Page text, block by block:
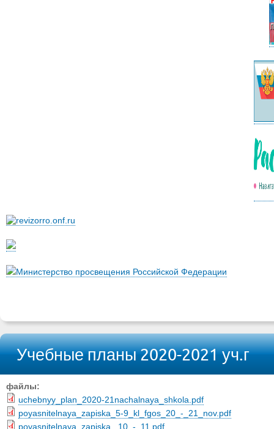
Министерство просвещения Российской Федерации
Учебные планы 2020-2021 уч.г
файлы:
uchebnyy_plan_2020-21nachalnaya_shkola.pdf
poyasnitelnaya_zapiska_5-9_kl_fgos_20_-_21_nov.pdf
poyasnitelnaya_zapiska._10_-_11.pdf